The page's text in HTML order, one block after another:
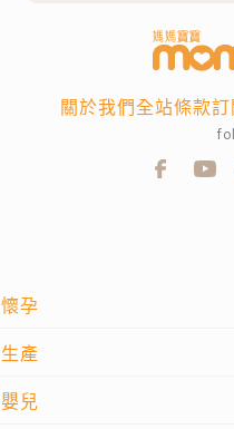
懷孕
生產
嬰兒
關於我們全站條款訂